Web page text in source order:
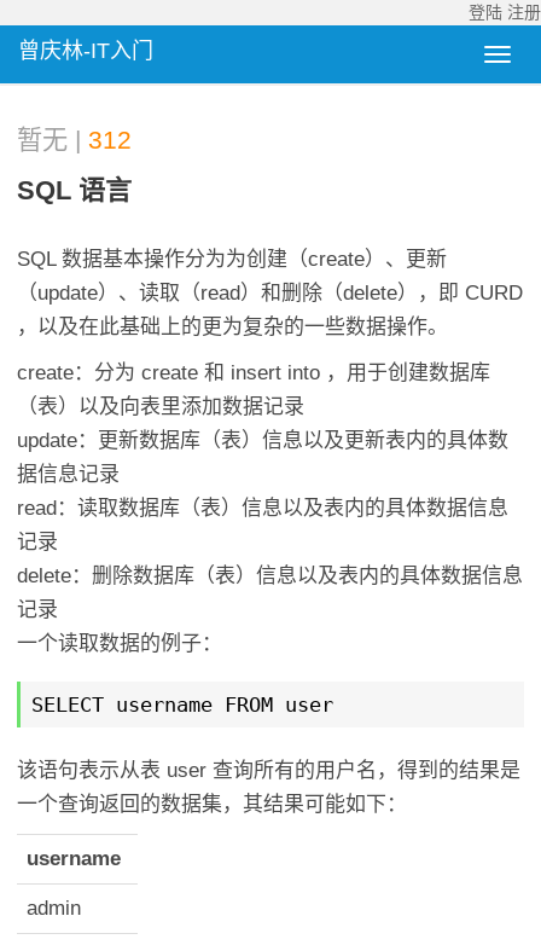
登陆 注册
曾庆林-IT入门
暂无 |312
SQL 语言
SQL 数据基本操作分为为创建（create）、更新
（update）、读取（read）和删除（delete），即 CURD
，以及在此基础上的更为复杂的一些数据操作。
create：分为 create 和 insert into ，用于创建数据库
（表）以及向表里添加数据记录
update：更新数据库（表）信息以及更新表内的具体数
据信息记录
read：读取数据库（表）信息以及表内的具体数据信息
记录
delete：删除数据库（表）信息以及表内的具体数据信息
记录
一个读取数据的例子：
SELECT username FROM user
该语句表示从表 user 查询所有的用户名，得到的结果是
一个查询返回的数据集，其结果可能如下：
username
admin